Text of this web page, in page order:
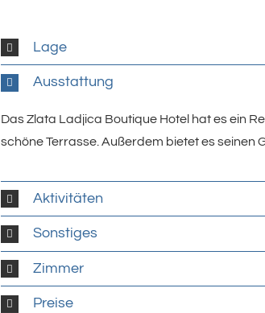
Lage
Ausstattung
Das Zlata Ladjica Boutique Hotel hat es ein
schöne Terrasse. Außerdem bietet es seinen
Aktivitäten
Sonstiges
Zimmer
Preise